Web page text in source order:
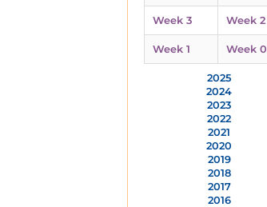
Week 3 Week 2
Week 1 Week 0
2025
2024
2023
2022
2021
2020
2019
2018
2017
2016